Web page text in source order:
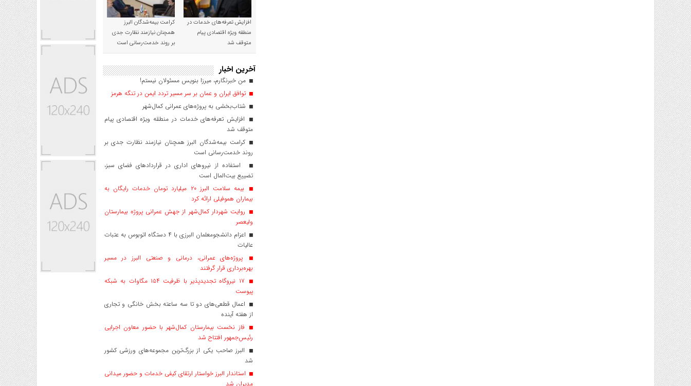
افزایش تعرفه‌های خدمات در
منطقه ویژه اقتصادی پیام
متوقف شد
کرامت بیمه‌شدگان البرز
همچنان نیازمند نظارت جدی
بر روند خدمت‌رسانی است
آخرین اخبار
من خبرنگارم، میرزا بنویس مسئولان نیستم!
توافق ایران و عمان بر سر مسیر تردد ایمن در تنگه هرمز
شتاب‌بخشی به پروژه‌های عمرانی کمال‌شهر
افزایش تعرفه‌های خدمات در منطقه ویژه اقتصادی پیام
متوقف شد
کرامت بیمه‌شدگان البرز همچنان نیازمند نظارت جدی بر
روند خدمت‌رسانی است
استفاده از نیروهای اداری در قراردادهای فضای سبز،
تضییع بیت‌المال است
بیمه سلامت البرز ۲۰ میلیارد تومان خدمات رایگان به
بیماران هموفیلی ارائه کرد
روایت شهردار کمال‌شهر از جهش عمرانی پروژه بیمارستان
ولیعصر
اعزام دانشجو‌معلمان البرزی با ۴ دستگاه اتوبوس به عتبات
عالیات
پروژه‌های عمرانی، درمانی و صنعتی البرز در مسیر
بهره‌برداری قرار گرفتند
۱۷ نیروگاه تجدیدپذیر با ظرفیت ۱۵۴ مگاوات به شبکه
پیوست
اعمال قطعی‌های دو تا سه ساعته بخش خانگی و تجاری
از هفته آینده
فاز نخست بیمارستان کمال‌شهر با حضور معاون اجرایی
رئیس‌جمهور افتتاح شد
البرز صاحب یکی از بزرگ‌ترین مجموعه‌های ورزشی کشور
شد
استاندار البرز خواستار ارتقای کیفی خدمات و حضور میدانی
مدیران شد